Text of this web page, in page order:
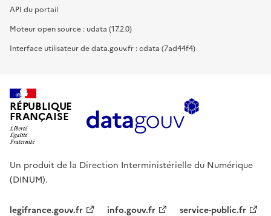
API du portail
Moteur open source : udata (17.2.0)
Interface utilisateur de data.gouv.fr : cdata (7ad44f4)
RÉPUBLIQUE
FRANÇAISE
Un produit de la Direction Interministérielle du Numérique
(DINUM).
legifrance.gouv.fr info.gouv.fr service-public.fr